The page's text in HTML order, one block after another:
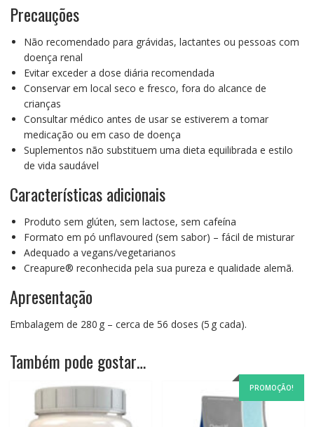
Precauções
Não recomendado para grávidas, lactantes ou pessoas com
doença renal
Evitar exceder a dose diária recomendada
Conservar em local seco e fresco, fora do alcance de
crianças
Consultar médico antes de usar se estiverem a tomar
medicação ou em caso de doença
Suplementos não substituem uma dieta equilibrada e estilo
de vida saudável
Características adicionais
Produto sem glúten, sem lactose, sem cafeína
Formato em pó unflavoured (sem sabor) – fácil de misturar
Adequado a vegans/vegetarianos
Creapure® reconhecida pela sua pureza e qualidade alemã.
Apresentação
Embalagem de 280 g – cerca de 56 doses (5 g cada).
Também pode gostar…
PROMOÇÃO!